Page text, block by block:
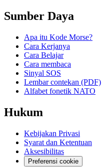
Sumber Daya
Apa itu Kode Morse?
Cara Kerjanya
Cara Belajar
Cara membaca
Sinyal SOS
Lembar contekan (PDF)
Alfabet fonetik NATO
Hukum
Kebijakan Privasi
Syarat dan Ketentuan
Aksesibilitas
Preferensi cookie